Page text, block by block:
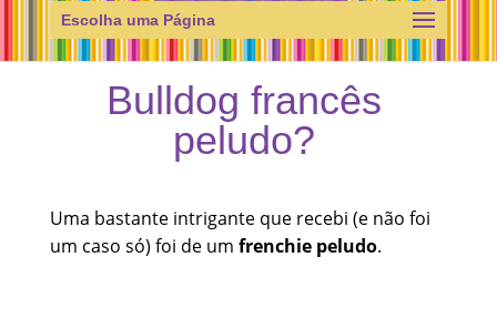
Escolha uma Página
Bulldog francês
peludo?
Uma bastante intrigante que recebi (e não foi
um caso só) foi de um frenchie peludo.